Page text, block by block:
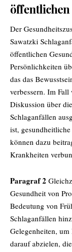
öffentlichen
Der
Sawatzki
öffentlichen
Persönlichkeiten
das das
verbessern. Im
Diskussion über
Schlaganfällen
ist,
können dazu
Krankheiten
Paragraf 2
Gesundheit von
Bedeutung von
Schlaganfällen
Gelegenheiten,
darauf abzielen,